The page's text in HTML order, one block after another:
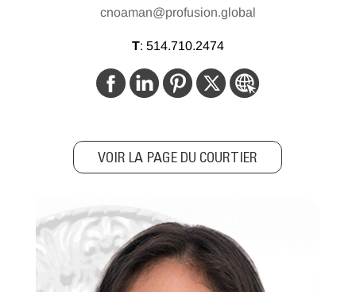
cnoaman@profusion.global
T: 514.710.2474
VOIR LA PAGE DU COURTIER